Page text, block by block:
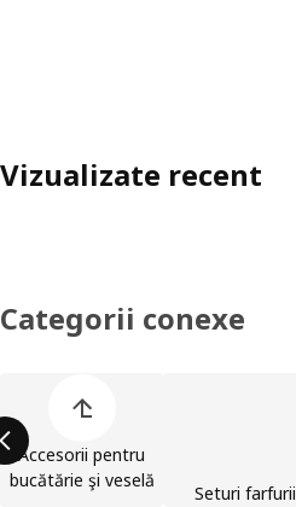
Vizualizate recent
Categorii conexe
Accesorii pentru
bucătărie şi veselă
Seturi farfurii